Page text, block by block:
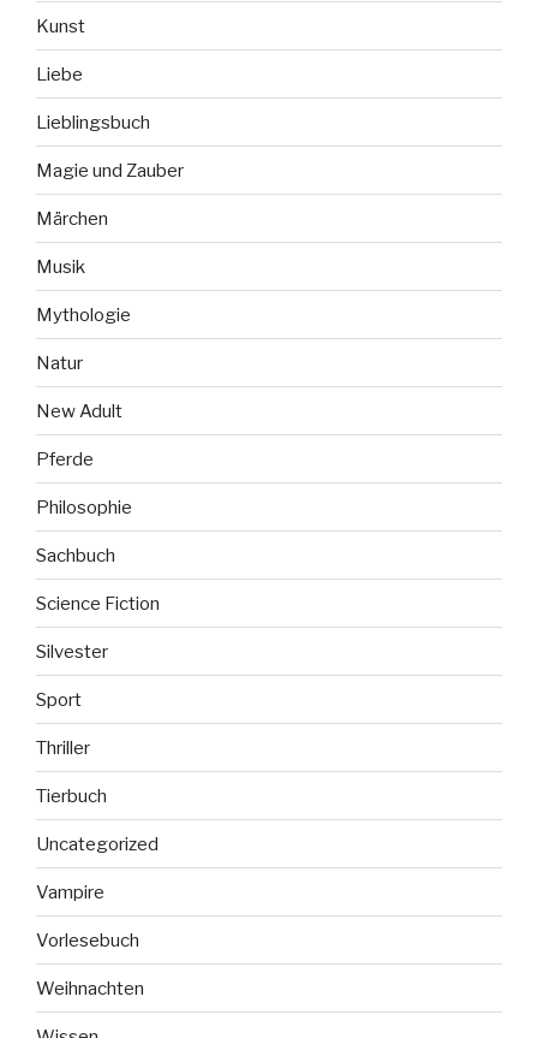
Kunst
Liebe
Lieblingsbuch
Magie und Zauber
Märchen
Musik
Mythologie
Natur
New Adult
Pferde
Philosophie
Sachbuch
Science Fiction
Silvester
Sport
Thriller
Tierbuch
Uncategorized
Vampire
Vorlesebuch
Weihnachten